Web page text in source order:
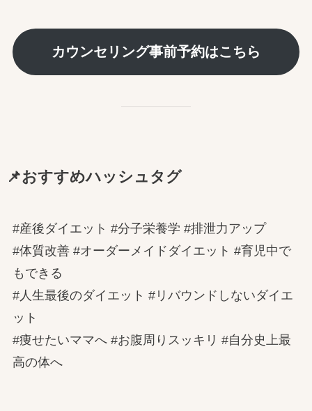
カウンセリング事前予約はこちら
📌おすすめハッシュタグ
#産後ダイエット #分子栄養学 #排泄力アップ
#体質改善 #オーダーメイドダイエット #育児中で
もできる
#人生最後のダイエット #リバウンドしないダイエ
ット
#痩せたいママへ #お腹周りスッキリ #自分史上最
高の体へ